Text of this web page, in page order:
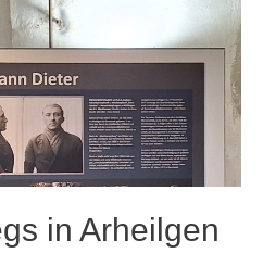
in Arheilgen